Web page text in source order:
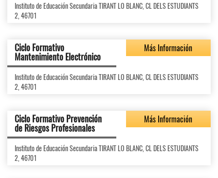
Instituto de Educación Secundaria TIRANT LO BLANC, CL DELS ESTUDIANTS
2, 46701
Ciclo Formativo
Mantenimiento Electrónico
Más Información
Instituto de Educación Secundaria TIRANT LO BLANC, CL DELS ESTUDIANTS
2, 46701
Ciclo Formativo Prevención
de Riesgos Profesionales
Más Información
Instituto de Educación Secundaria TIRANT LO BLANC, CL DELS ESTUDIANTS
2, 46701